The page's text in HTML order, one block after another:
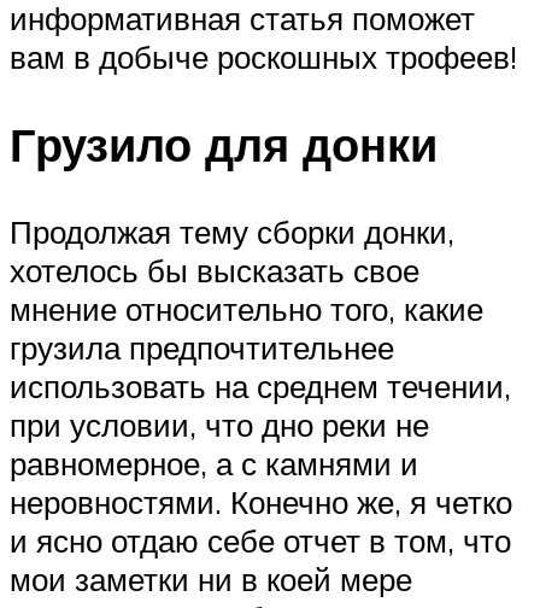
информативная статья поможет
вам в добыче роскошных трофеев!
Грузило для донки
Продолжая тему сборки донки,
хотелось бы высказать свое
мнение относительно того, какие
грузила предпочтительнее
использовать на среднем течении,
при условии, что дно реки не
равномерное, а с камнями и
неровностями. Конечно же, я четко
и ясно отдаю себе отчет в том, что
мои заметки ни в коей мере